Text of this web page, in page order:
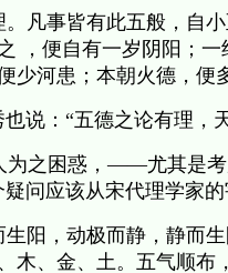
凡事皆有此五般，自
，便自有一岁阴阳；
少河患；本朝火德，
说：“五德之论有理，
为之困惑，——尤其是
问应该从宋代理学家
阳，动极而静，静而
木、金、土。五气顺布